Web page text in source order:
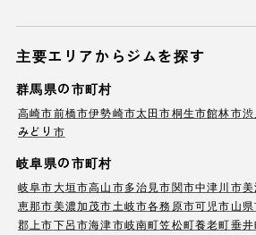
主要エリアからジムを探す
群馬県の市町村
高崎市前橋市伊勢崎市太田市桐生市館林市
みどり市
岐阜県の市町村
岐阜市大垣市高山市多治見市関市中津川市
恵那市美濃加茂市土岐市各務原市可児市山
郡上市下呂市海津市岐南町笠松町養老町垂